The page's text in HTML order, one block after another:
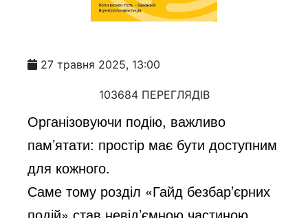
27 травня 2025, 13:00
103684 ПЕРЕГЛЯДІВ
Організовуючи подію, важливо
пам’ятати: простір має бути доступним
для кожного.
Саме тому розділ «Гайд безбар’єрних